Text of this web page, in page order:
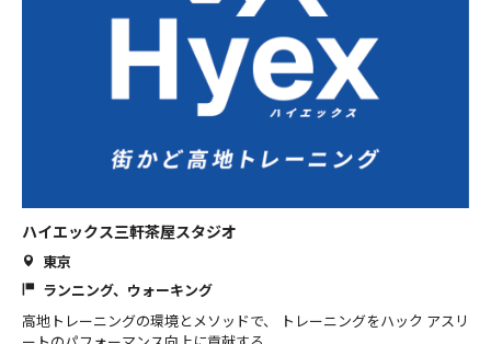
ハイエックス三軒茶屋スタジオ
東京
ランニング、ウォーキング
高地トレーニングの環境とメソッドで、 トレーニングをハック アスリ